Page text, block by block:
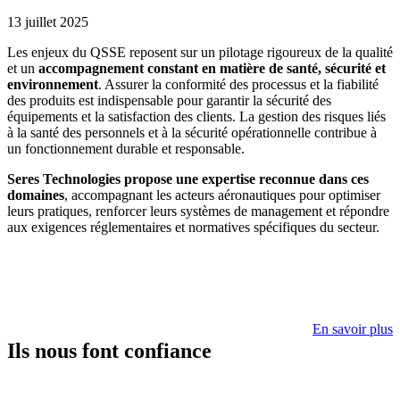
13 juillet 2025
Les enjeux du QSSE reposent sur un pilotage rigoureux de la qualité
et un accompagnement constant en matière de santé, sécurité et
environnement. Assurer la conformité des processus et la fiabilité
des produits est indispensable pour garantir la sécurité des
équipements et la satisfaction des clients. La gestion des risques liés
à la santé des personnels et à la sécurité opérationnelle contribue à
un fonctionnement durable et responsable.
Seres Technologies propose une expertise reconnue dans ces
domaines, accompagnant les acteurs aéronautiques pour optimiser
leurs pratiques, renforcer leurs systèmes de management et répondre
aux exigences réglementaires et normatives spécifiques du secteur.
Ils nous font confiance
En savoir plus